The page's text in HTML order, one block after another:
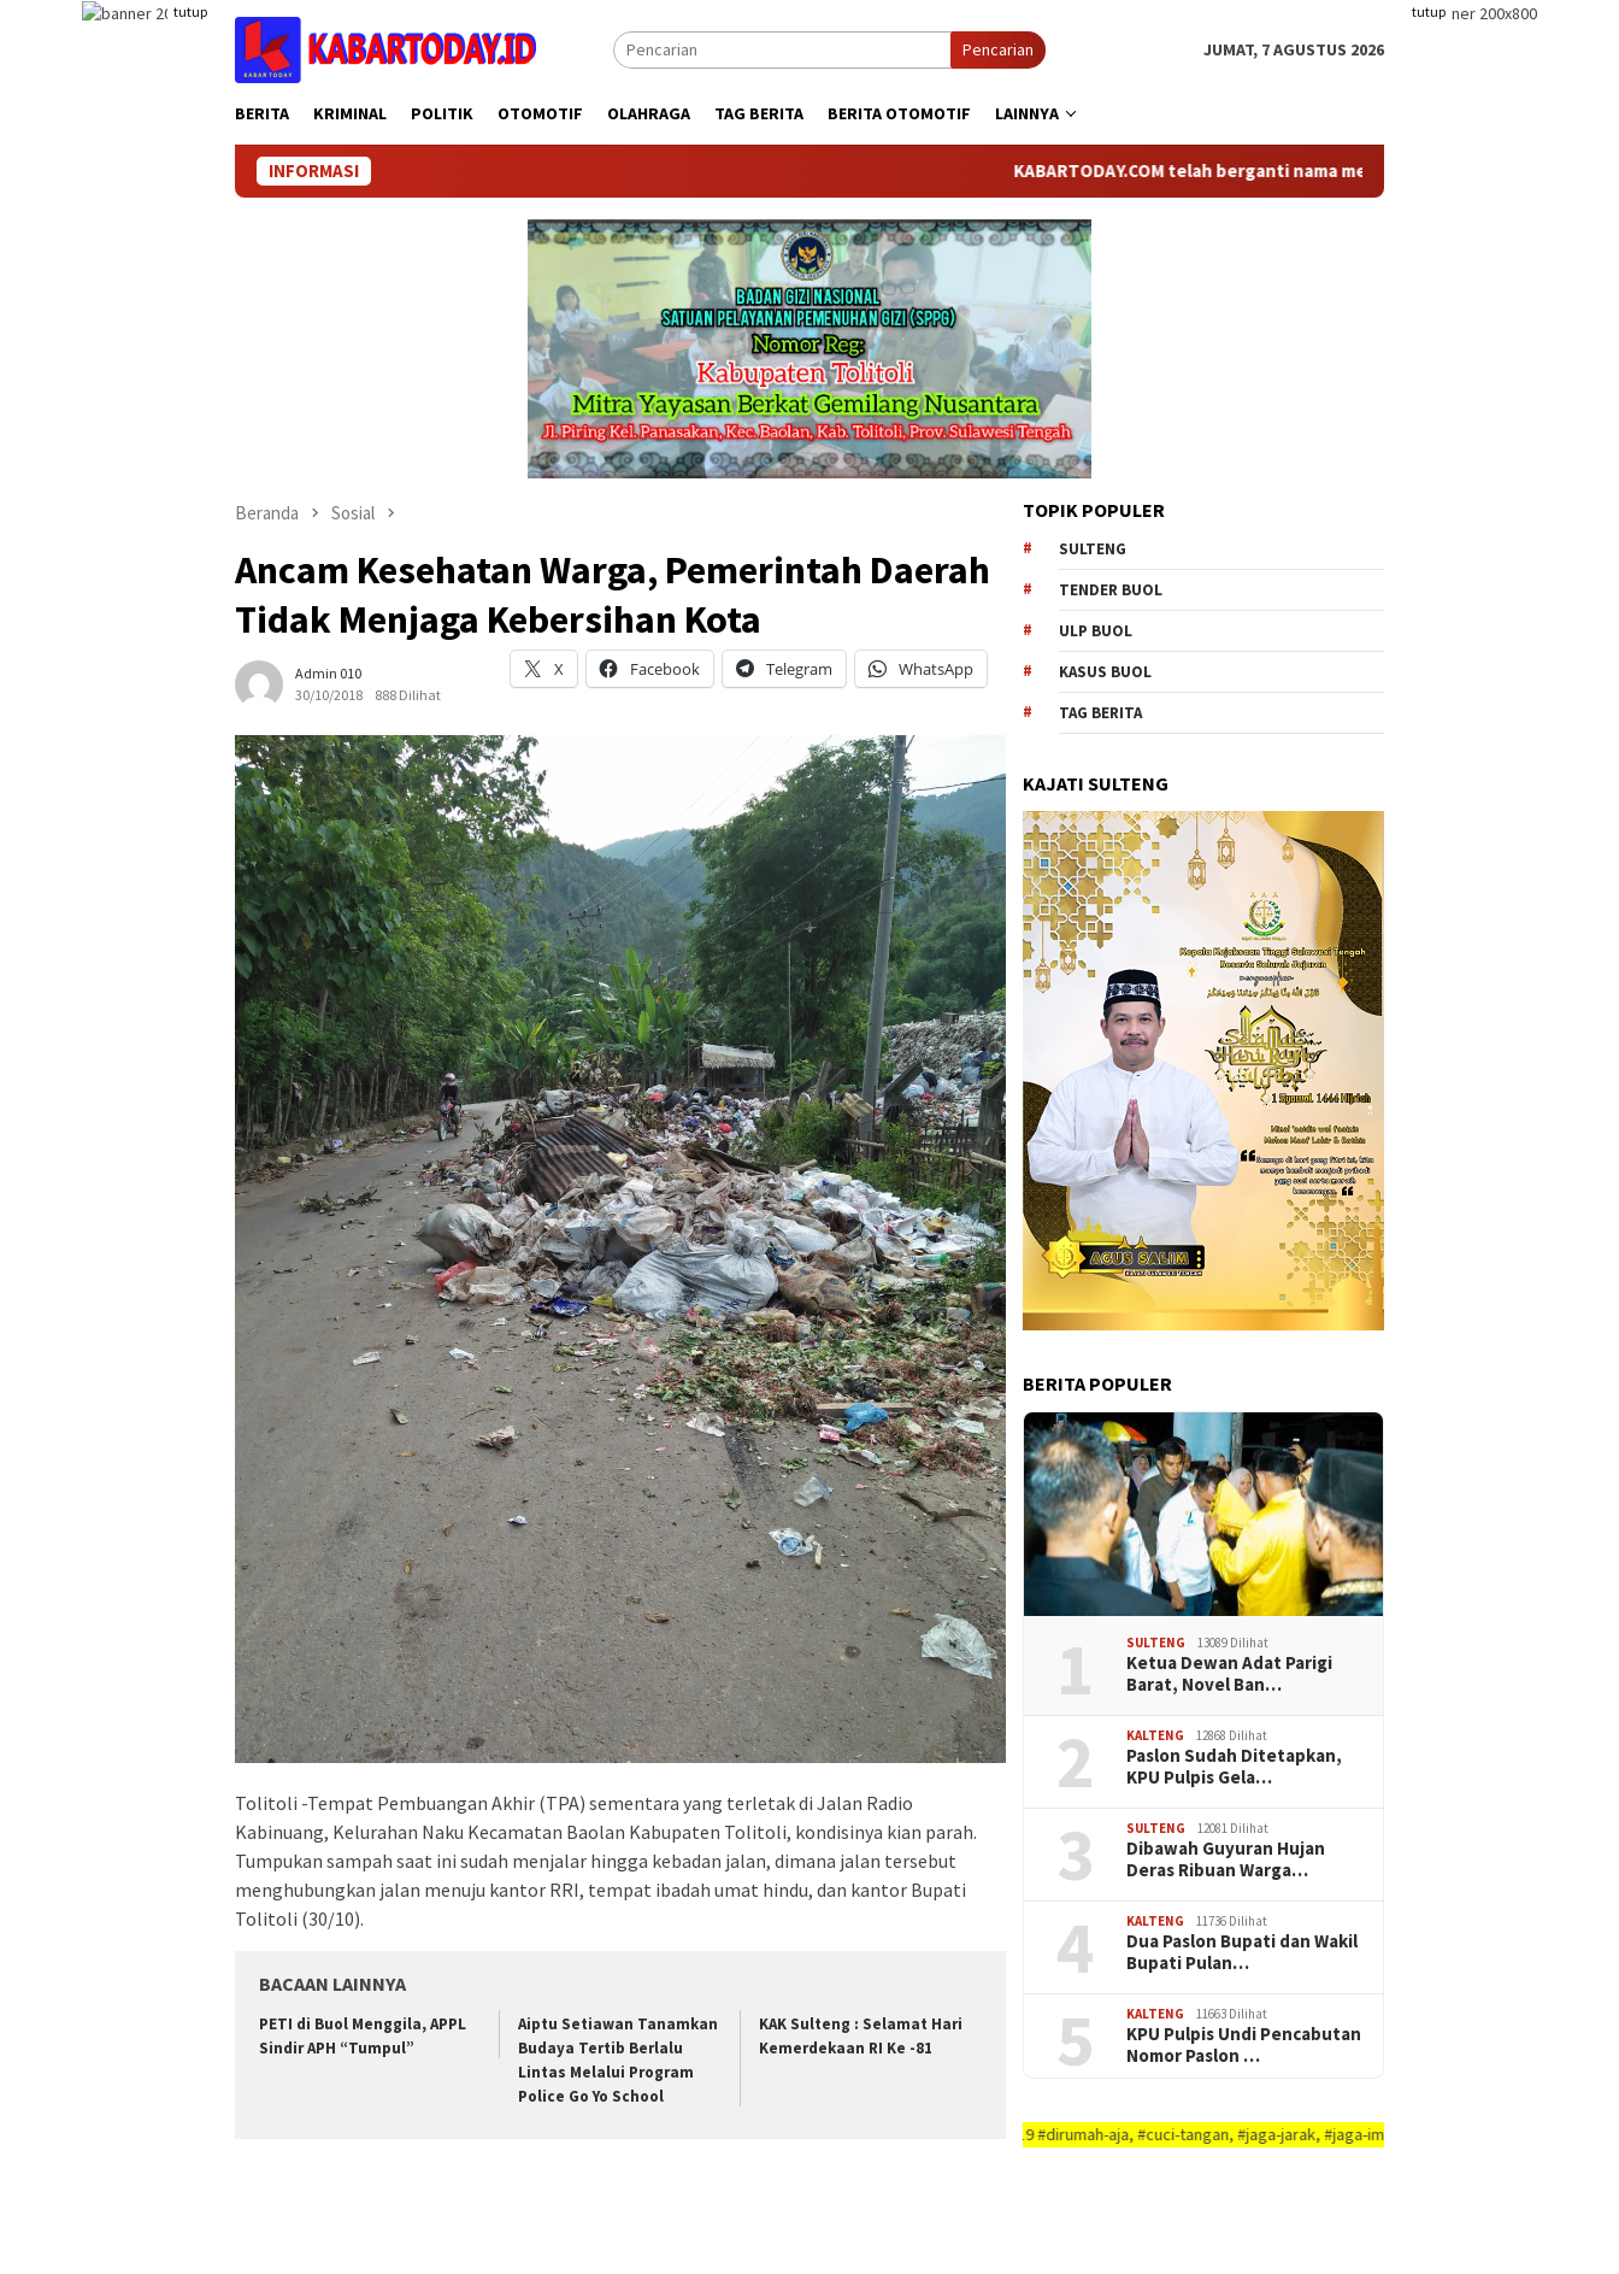
tutup tutup
Pencarian JUMAT, 7 AGUSTUS 2026
BERITA KRIMINAL POLITIK OTOMOTIF OLAHRAGA TAG BERITA BERITA OTOMOTIF LAINNYA
INFORMASI KABARTODAY.COM telah berganti nama menjadi KABARTODAY.ID. Untuk
Beranda Sosial
Ancam Kesehatan Warga, Pemerintah Daerah
Tidak Menjaga Kebersihan Kota
Admin 010
30/10/2018
888 Dilihat
X Facebook Telegram WhatsApp
Tolitoli -Tempat Pembuangan Akhir (TPA) sementara yang terletak di Jalan Radio
Kabinuang, Kelurahan Naku Kecamatan Baolan Kabupaten Tolitoli, kondisinya kian parah.
Tumpukan sampah saat ini sudah menjalar hingga kebadan jalan, dimana jalan tersebut
menghubungkan jalan menuju kantor RRI, tempat ibadah umat hindu, dan kantor Bupati
Tolitoli (30/10).
BACAAN LAINNYA
PETI di Buol Menggila, APPL
Sindir APH “Tumpul”
Aiptu Setiawan Tanamkan
Budaya Tertib Berlalu
Lintas Melalui Program
Police Go Yo School
KAK Sulteng : Selamat Hari
Kemerdekaan RI Ke -81
TOPIK POPULER
SULTENG
TENDER BUOL
ULP BUOL
KASUS BUOL
TAG BERITA
KAJATI SULTENG
BERITA POPULER
1 SULTENG 13089 Dilihat
Ketua Dewan Adat Parigi
Barat, Novel Ban…
2 KALTENG 12868 Dilihat
Paslon Sudah Ditetapkan,
KPU Pulpis Gela…
3 SULTENG 12081 Dilihat
Dibawah Guyuran Hujan
Deras Ribuan Warga…
4 KALTENG 11736 Dilihat
Dua Paslon Bupati dan Wakil
Bupati Pulan…
5 KALTENG 11663 Dilihat
KPU Pulpis Undi Pencabutan
Nomor Paslon …
AYO PUTUSKAN RANTAI COVID-19 #dirumah-aja, #cuci-tangan, #jaga-jarak, #jaga-imunitas-tubuh, #rajin-bersikan-diri-&-